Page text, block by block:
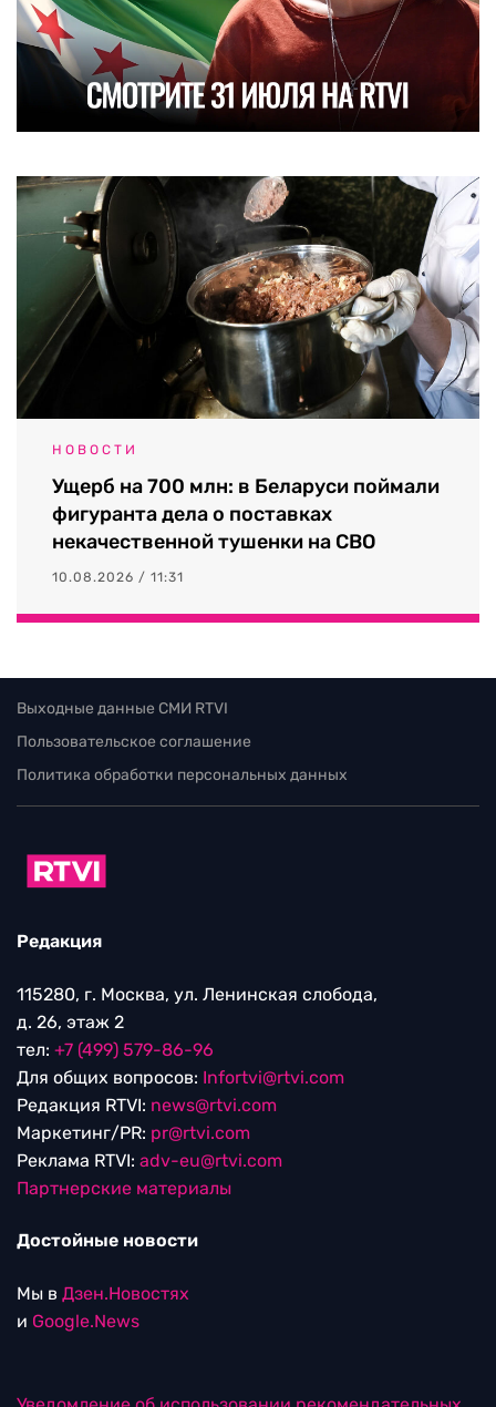
НОВОСТИ
Ущерб на 700 млн: в Беларуси поймали
фигуранта дела о поставках
некачественной тушенки на СВО
10.08.2026 / 11:31
Выходные данные СМИ RTVI
Пользовательское соглашение
Политика обработки персональных данных
Редакция
115280, г. Москва, ул. Ленинская слобода,
д. 26, этаж 2
тел: +7 (499) 579-86-96
Для общих вопросов: Infortvi@rtvi.com
Редакция RTVI: news@rtvi.com
Маркетинг/PR: pr@rtvi.com
Реклама RTVI: adv-eu@rtvi.com
Партнерские материалы
Достойные новости
Мы в Дзен.Новостях
и Google.News